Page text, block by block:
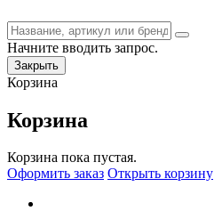
Начните вводить запрос.
Закрыть
Корзина
Корзина
Корзина пока пустая.
Оформить заказ Открыть корзину